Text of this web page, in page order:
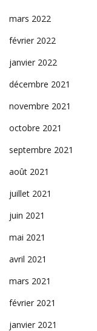
mars 2022
février 2022
janvier 2022
décembre 2021
novembre 2021
octobre 2021
septembre 2021
août 2021
juillet 2021
juin 2021
mai 2021
avril 2021
mars 2021
février 2021
janvier 2021